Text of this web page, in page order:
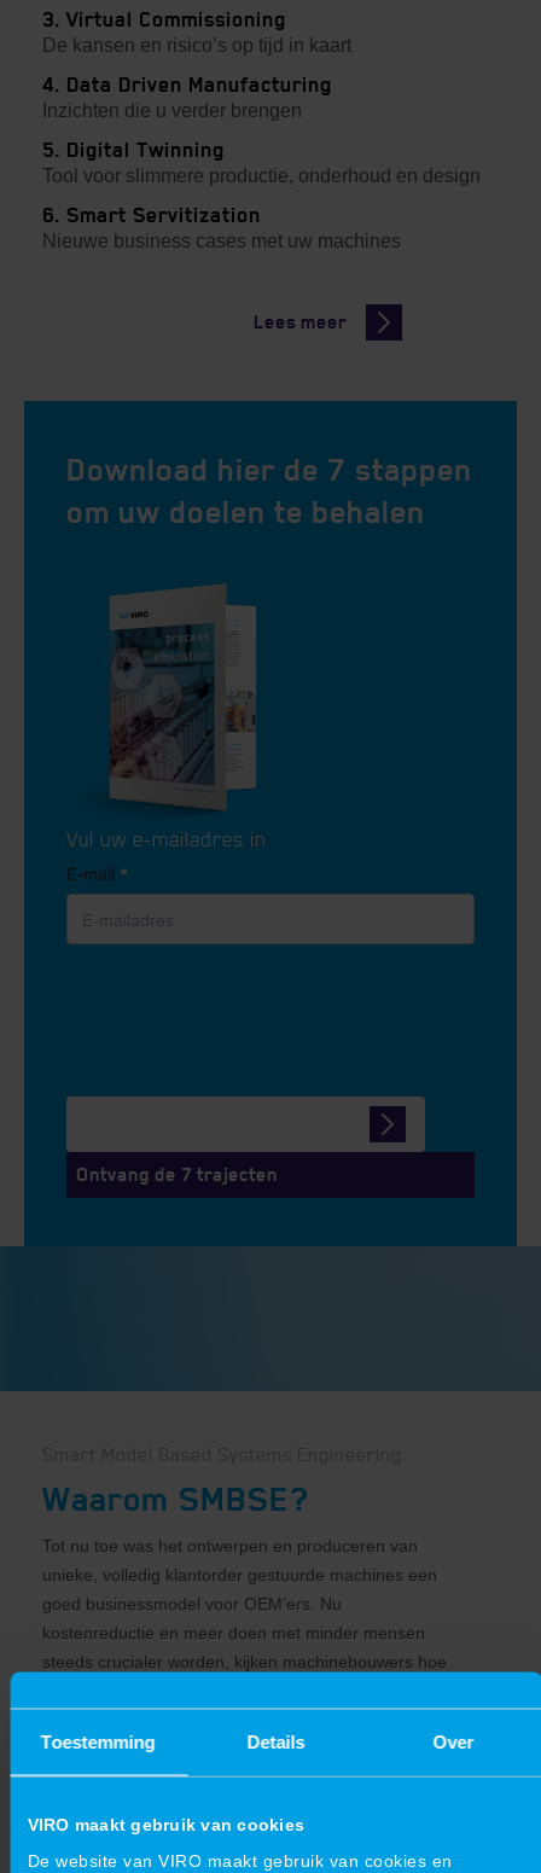
Toestemming Details Over
VIRO maakt gebruik van cookies
De website van VIRO maakt gebruik van cookies en
3. Virtual Commissioning
De kansen en risico’s op tijd in kaart
4. Data Driven Manufacturing
Inzichten die u verder brengen
5. Digital Twinning
Tool voor slimmere productie, onderhoud en design
6. Smart Servitization
Nieuwe business cases met uw machines
Lees meer
Download hier de 7 stappen
om uw doelen te behalen
Vul uw e-mailadres in
E-mail *
Ontvang de 7 trajecten
Waarom SMBSE?
Tot nu toe was het ontwerpen en produceren van
unieke, volledig klantorder gestuurde machines een
goed businessmodel voor OEM’ers. Nu
kostenreductie en meer doen met minder mensen
steeds crucialer worden, kijken machinebouwers hoe
productportfolio. Het werken met modulaire
productfamilies heeft namelijk belangrijke voordelen